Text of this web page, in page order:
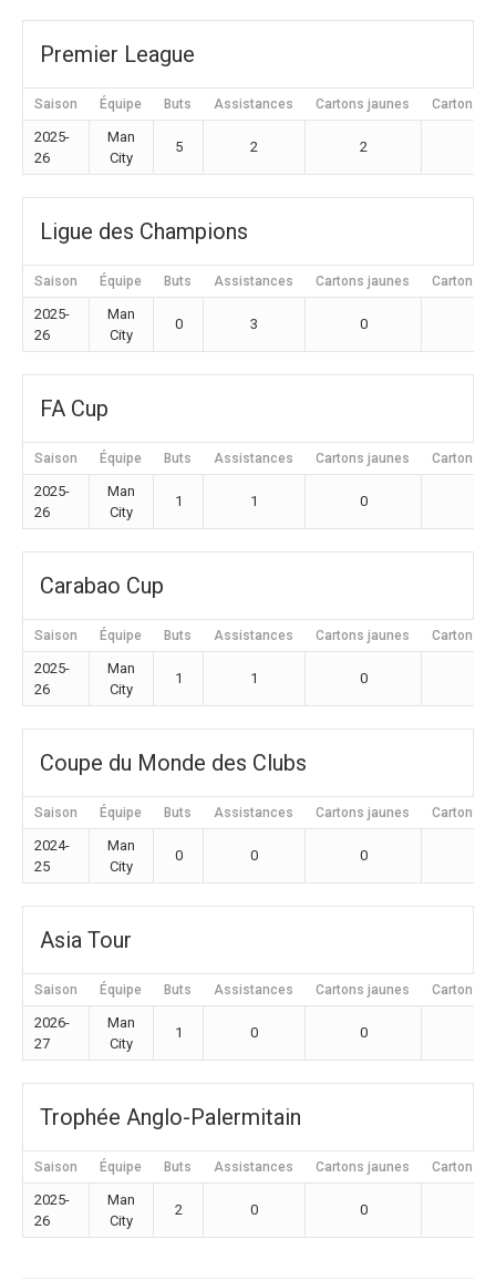
Premier League
Saison Équipe Buts Assistances Cartons jaunes Cartons
2025-
26
Man
City
5 2 2
Ligue des Champions
Saison Équipe Buts Assistances Cartons jaunes Cartons
2025-
26
Man
City
0 3 0
FA Cup
Saison Équipe Buts Assistances Cartons jaunes Cartons
2025-
26
Man
City
1 1 0
Carabao Cup
Saison Équipe Buts Assistances Cartons jaunes Cartons
2025-
26
Man
City
1 1 0
Coupe du Monde des Clubs
Saison Équipe Buts Assistances Cartons jaunes Cartons
2024-
25
Man
City
0 0 0
Asia Tour
Saison Équipe Buts Assistances Cartons jaunes Cartons
2026-
27
Man
City
1 0 0
Trophée Anglo-Palermitain
Saison Équipe Buts Assistances Cartons jaunes Cartons
2025-
26
Man
City
2 0 0